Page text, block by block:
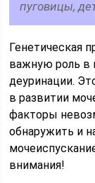
пуговицы,
Генетическая
важную роль в
деуринации.
в развитии
факторы
обнаружить и
внимания!